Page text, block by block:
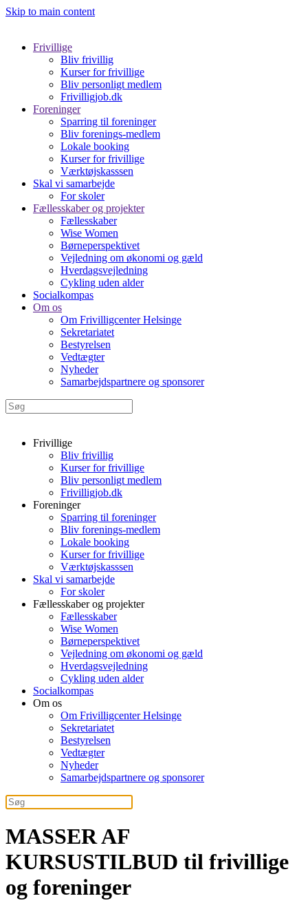
Skip to main content
Frivillige
Bliv frivillig
Kurser for frivillige
Bliv personligt medlem
Frivilligjob.dk
Foreninger
Sparring til foreninger
Bliv forenings-medlem
Lokale booking
Kurser for frivillige
Værktøjskasssen
Skal vi samarbejde
For skoler
Fællesskaber og projekter
Fællesskaber
Wise Women
Børneperspektivet
Vejledning om økonomi og gæld
Hverdagsvejledning
Cykling uden alder
Socialkompas
Om os
Om Frivilligcenter Helsinge
Sekretariatet
Bestyrelsen
Vedtægter
Nyheder
Samarbejdspartnere og sponsorer
Frivillige
Bliv frivillig
Kurser for frivillige
Bliv personligt medlem
Frivilligjob.dk
Foreninger
Sparring til foreninger
Bliv forenings-medlem
Lokale booking
Kurser for frivillige
Værktøjskasssen
Skal vi samarbejde
For skoler
Fællesskaber og projekter
Fællesskaber
Wise Women
Børneperspektivet
Vejledning om økonomi og gæld
Hverdagsvejledning
Cykling uden alder
Socialkompas
Om os
Om Frivilligcenter Helsinge
Sekretariatet
Bestyrelsen
Vedtægter
Nyheder
Samarbejdspartnere og sponsorer
MASSER AF
KURSUSTILBUD til frivillige
og foreninger